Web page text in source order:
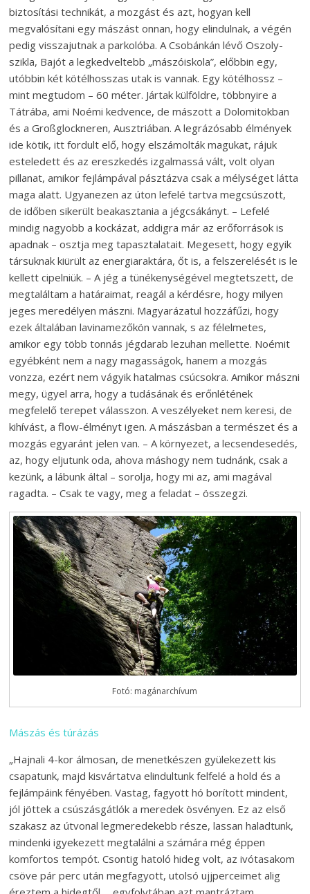
biztosítási technikát, a mozgást és azt, hogyan kell
megvalósítani egy mászást onnan, hogy elindulnak, a végén
pedig visszajutnak a parkolóba. A Csobánkán lévő Oszoly-
szikla, Bajót a legkedveltebb „mászóiskola”, előbbin egy,
utóbbin két kötélhosszas utak is vannak. Egy kötélhossz –
mint megtudom – 60 méter. Jártak külföldre, többnyire a
Tátrába, ami Noémi kedvence, de mászott a Dolomitokban
és a Großglockneren, Ausztriában. A legrázósabb élmények
ide kötik, itt fordult elő, hogy elszámolták magukat, rájuk
esteledett és az ereszkedés izgalmassá vált, volt olyan
pillanat, amikor fejlámpával pásztázva csak a mélységet látta
maga alatt. Ugyanezen az úton lefelé tartva megcsúszott,
de időben sikerült beakasztania a jégcsákányt. – Lefelé
mindig nagyobb a kockázat, addigra már az erőforrások is
apadnak – osztja meg tapasztalatait. Megesett, hogy egyik
társuknak kiürült az energiaraktára, őt is, a felszerelését is le
kellett cipelniük. – A jég a tünékenységével megtetszett, de
megtaláltam a határaimat, rea­gál a kérdésre, hogy milyen
jeges meredélyen mászni. Magyarázatul hozzáfűzi, hogy
ezek általában lavinamezőkön vannak, s az félelmetes,
amikor egy több tonnás jégdarab lezuhan mellette. Noémit
egyébként nem a nagy magasságok, hanem a mozgás
vonzza, ezért nem vágyik hatalmas csúcsokra. Amikor mászni
megy, ügyel arra, hogy a tudásának és erőnlétének
megfelelő terepet válasszon. A veszélyeket nem keresi, de
kihívást, a flow-élményt igen. A mászásban a természet és a
mozgás egyaránt jelen van. – A környezet, a lecsendesedés,
az, hogy eljutunk oda, ahova máshogy nem tudnánk, csak a
kezünk, a lábunk által – sorolja, hogy mi az, ami magával
ragadta. – Csak te vagy, meg a feladat – összegzi.
Fotó: magánarchívum
Mászás és túrázás
„Hajnali 4-kor álmosan, de menetkészen gyülekezett kis
csapatunk, majd kisvártatva elindultunk felfelé a hold és a
fejlámpáink fényében. Vastag, fagyott hó borított mindent,
jól jöttek a csúszásgátlók a meredek ösvényen. Ez az első
szakasz az útvonal legmeredekebb része, lassan haladtunk,
mindenki igyekezett megtalálni a számára még éppen
komfortos tempót. Csontig hatoló hideg volt, az ivótasakom
csöve pár perc után megfagyott, utolsó ujjperceimet alig